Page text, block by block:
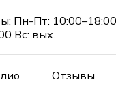
Пн-Пт: 10:00–18:00
Вс: вых.
Отзывы